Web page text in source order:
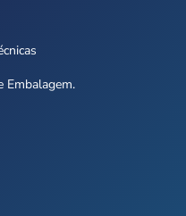
Embalagem.